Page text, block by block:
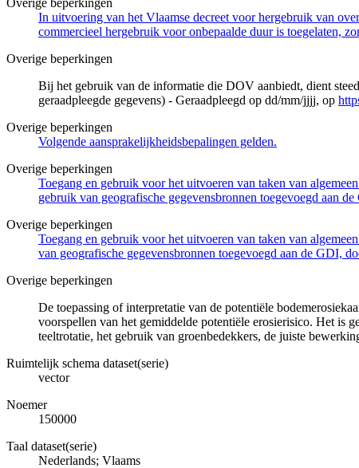
In uitvoering van het Vlaamse decreet voor hergebruik van
commercieel hergebruik voor onbepaalde duur is toegelaten,
Overige beperkingen
Bij het gebruik van de informatie die DOV aanbiedt, dient
geraadpleegde gegevens) - Geraadpleegd op dd/mm/jjjj, op
Overige beperkingen
Volgende aansprakelijkheidsbepalingen gelden.
Overige beperkingen
Toegang en gebruik voor het uitvoeren van taken van
gebruik van geografische gegevensbronnen toegevoegd aan
Overige beperkingen
Toegang en gebruik voor het uitvoeren van taken van
van geografische gegevensbronnen toegevoegd aan de GDI,
Overige beperkingen
De toepassing of interpretatie van de potentiële
voorspellen van het gemiddelde potentiële erosierisico. Het is
teeltrotatie, het gebruik van groenbedekkers, de juiste
Ruimtelijk schema dataset(serie)
vector
Noemer
150000
Taal dataset(serie)
Nederlands; Vlaams